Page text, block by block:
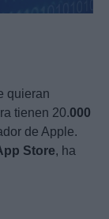
quieran
tienen 20.000
de Apple.
Store, ha